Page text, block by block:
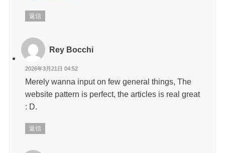
返信
Rey Bocchi
2026年3月21日 04:52
Merely wanna input on few general things, The
website pattern is perfect, the articles is real great
: D.
返信